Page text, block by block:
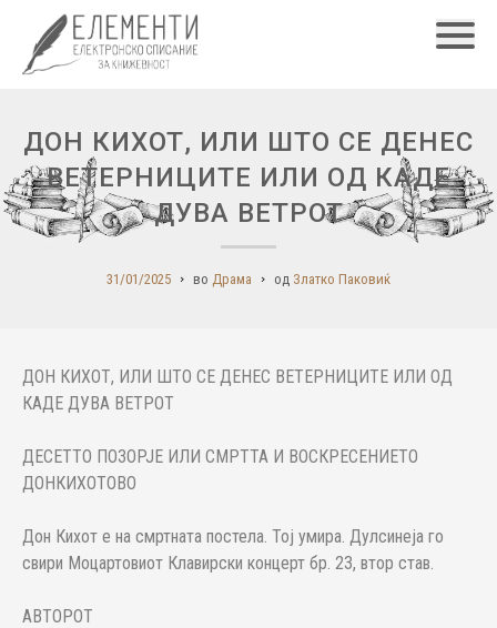
ДОН КИХОТ, ИЛИ ШТО СЕ ДЕНЕС
ВЕТЕРНИЦИТЕ ИЛИ ОД КАДЕ
ДУВА ВЕТРОТ
31/01/2025 во Драма од Златко Паковиќ
ДОН КИХОТ, ИЛИ ШТО СЕ ДЕНЕС ВЕТЕРНИЦИТЕ ИЛИ ОД
КАДЕ ДУВА ВЕТРОТ
ДЕСЕТТО ПОЗОРЈЕ ИЛИ СМРТТА И ВОСКРЕСЕНИЕТО
ДОНКИХОТОВО
Дон Кихот е на смртната постела. Тој умира. Дулсинеја го
свири Моцартовиот Клавирски концерт бр. 23, втор став.
АВТОРОТ